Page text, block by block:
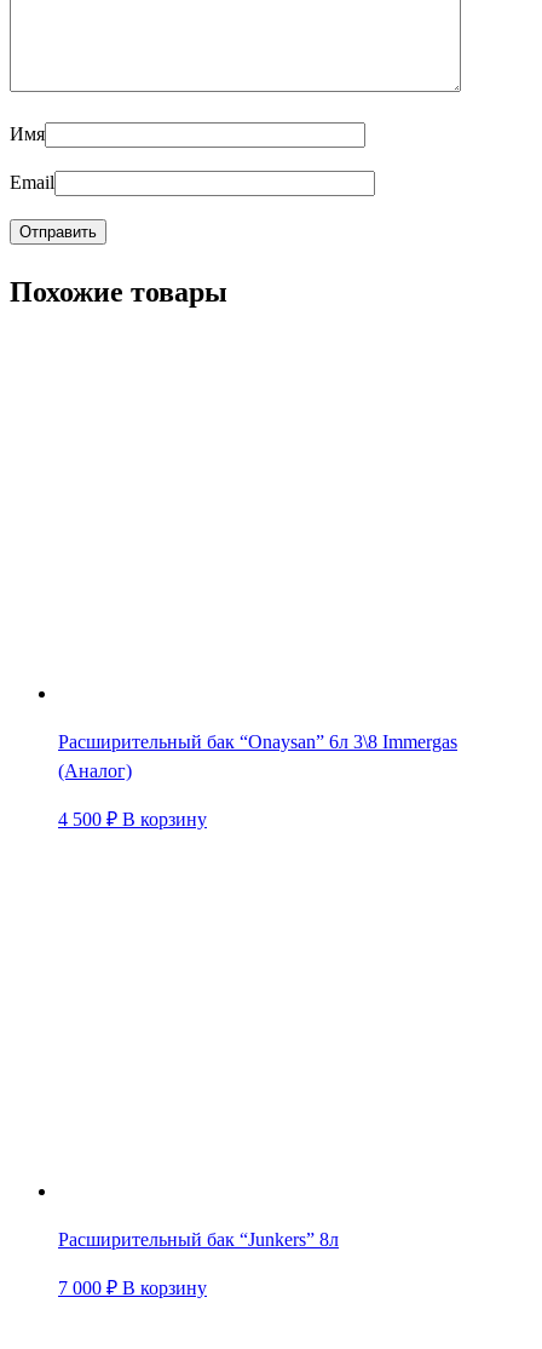
Имя
Email
Похожие товары
Расширительный бак “Onaysan” 6л 3\8 Immergas
(Аналог)
4 500 ₽ В корзину
Расширительный бак “Junkers” 8л
7 000 ₽ В корзину